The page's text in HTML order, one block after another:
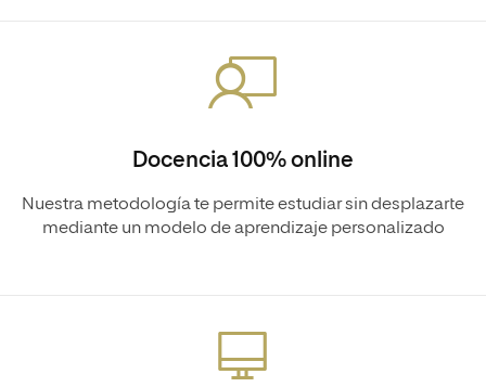
Docencia 100% online
Nuestra metodología te permite estudiar sin desplazarte
mediante un modelo de aprendizaje personalizado